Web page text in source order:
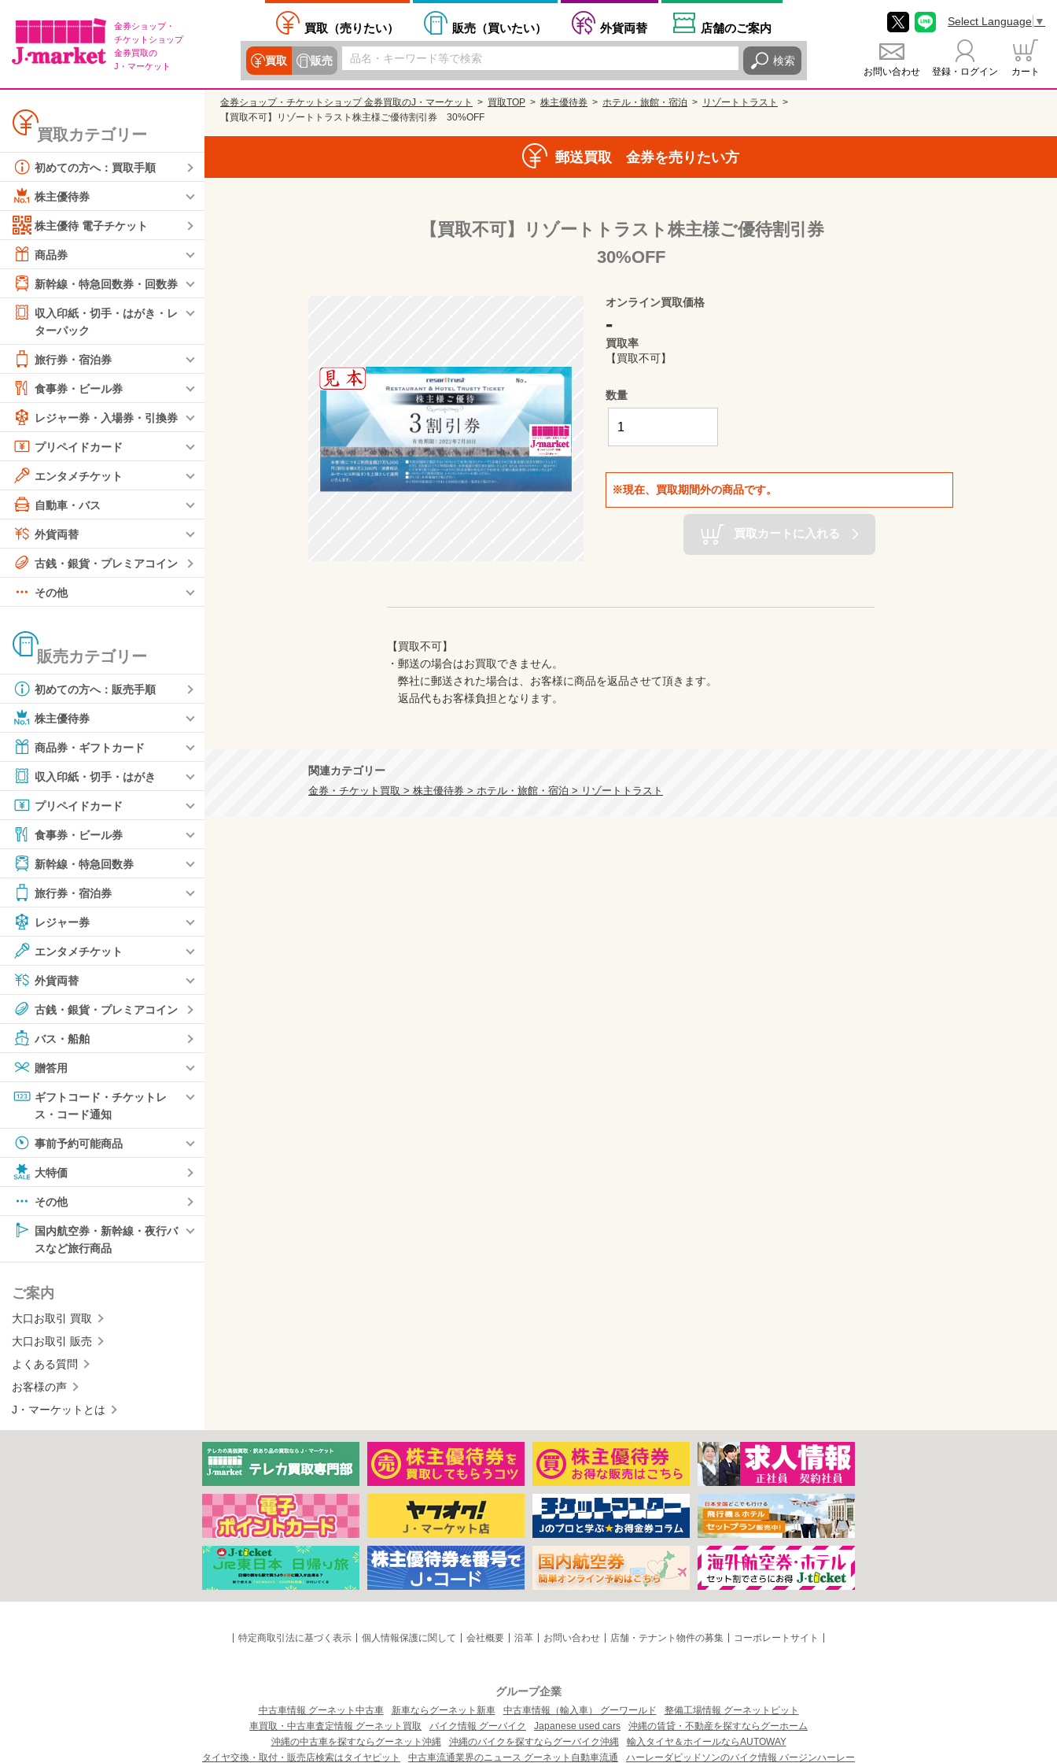
金券ショップ・
チケットショップ
金券買取の
J・マーケット
買取（売りたい） 販売（買いたい） 外貨両替 店舗のご案内
買取 販売 検索
お問い合わせ 登録・ログイン カート
Select Language ▼
買取カテゴリー
初めての方へ：買取手順
株主優待券
株主優待 電子チケット
商品券
新幹線・特急回数券・回数券
収入印紙・切手・はがき・レ
ターパック
旅行券・宿泊券
食事券・ビール券
レジャー券・入場券・引換券
プリペイドカード
エンタメチケット
自動車・バス
外貨両替
古銭・銀貨・プレミアコイン
その他
販売カテゴリー
初めての方へ：販売手順
株主優待券
商品券・ギフトカード
収入印紙・切手・はがき
プリペイドカード
食事券・ビール券
新幹線・特急回数券
旅行券・宿泊券
レジャー券
エンタメチケット
外貨両替
古銭・銀貨・プレミアコイン
バス・船舶
贈答用
ギフトコード・チケットレ
ス・コード通知
事前予約可能商品
大特価
その他
国内航空券・新幹線・夜行バ
スなど旅行商品
ご案内
大口お取引 買取
大口お取引 販売
よくある質問
お客様の声
J・マーケットとは
金券ショップ・チケットショップ 金券買取のJ・マーケット 買取TOP 株主優待券 ホテル・旅館・宿泊
リゾートトラスト
【買取不可】リゾートトラスト株主様ご優待割引券 30%OFF
郵送買取 金券を売りたい方
【買取不可】リゾートトラスト株主様ご優待割引券
30%OFF
オンライン買取価格
-
買取率
【買取不可】
数量
※現在、買取期間外の商品です。
買取カートに入れる
【買取不可】
・郵送の場合はお買取できません。
弊社に郵送された場合は、お客様に商品を返品させて頂きます。
返品代もお客様負担となります。
関連カテゴリー
金券・チケット買取 > 株主優待券 > ホテル・旅館・宿泊 > リゾートトラスト
特定商取引法に基づく表示 個人情報保護に関して 会社概要 沿革 お問い合わせ 店舗・テナント物件の募集 コーポレートサイト
グループ企業
中古車情報 グーネット中古車 新車ならグーネット新車 中古車情報（輸入車） グーワールド
整備工場情報 グーネットピット
車買取・中古車査定情報 グーネット買取
バイク情報 グーバイク Japanese used cars
沖縄の賃貸・不動産を探すならグーホーム
沖縄の中古車を探すならグーネット沖縄
沖縄のバイクを探すならグーバイク沖縄
輸入タイヤ＆ホイールならAUTOWAY
タイヤ交換・取付・販売店検索はタイヤピット
中古車流通業界のニュース グーネット自動車流通 ハーレーダビッドソンのバイク情報 バージンハーレー